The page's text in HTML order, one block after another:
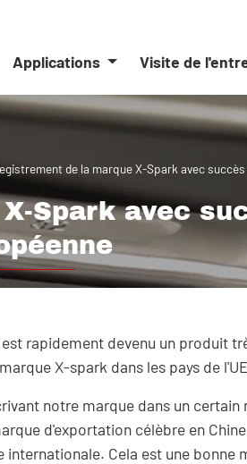
Applications Visite de
de la marque X-Spark avec
Spark avec
rapidement devenu un produit
X-spark dans les pays de
notre marque dans un
d'exportation célèbre en
Cela est une